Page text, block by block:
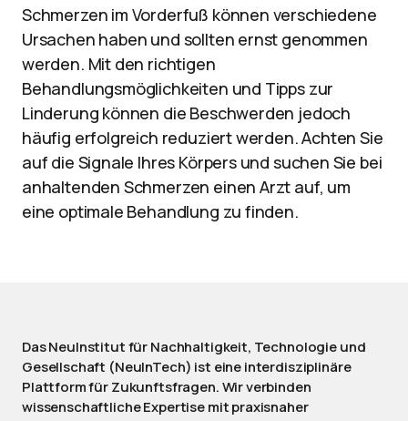
Schmerzen im Vorderfuß können verschiedene
Ursachen haben und sollten ernst genommen
werden. Mit den richtigen
Behandlungsmöglichkeiten und Tipps zur
Linderung können die Beschwerden jedoch
häufig erfolgreich reduziert werden. Achten Sie
auf die Signale Ihres Körpers und suchen Sie bei
anhaltenden Schmerzen einen Arzt auf, um
eine optimale Behandlung zu finden.
Das NeuInstitut für Nachhaltigkeit, Technologie und
Gesellschaft (NeuInTech) ist eine interdisziplinäre
Plattform für Zukunftsfragen. Wir verbinden
wissenschaftliche Expertise mit praxisnaher